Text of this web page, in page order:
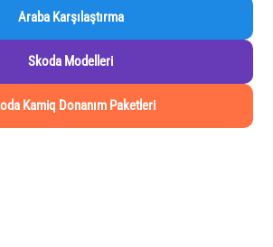
Araba Karşılaştırma
Skoda Modelleri
Kamiq Donanım Paketleri